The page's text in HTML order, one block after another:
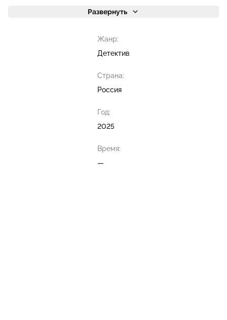
Развернуть
Жанр:
Детектив
Страна:
Россия
Год:
2025
Время:
—